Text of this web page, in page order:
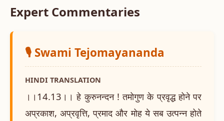
Expert Commentaries
🎙️ Swami Tejomayananda
HINDI TRANSLATION
।।14.13।। हे कुरुनन्दन ! तमोगुण के प्रवृद्ध होने पर
अप्रकाश, अप्रवृत्ति, प्रमाद और मोह ये सब उत्पन्न होते